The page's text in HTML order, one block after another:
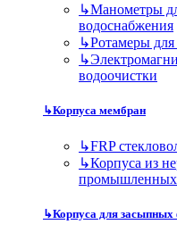
↳Манометры
водоснабжения
↳Ротамеры для
↳
водоочистки
↳Корпуса мембран
↳FRP
↳Корпуса из
промышленных
↳Корпуса для засыпных